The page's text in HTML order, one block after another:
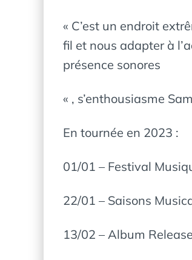
« C’est un endroit
fil et nous adapter à
présence sonores
« , s’enthousiasme
En tournée en 2023 :
01/01 – Festival
22/01 – Saisons
13/02 – Album